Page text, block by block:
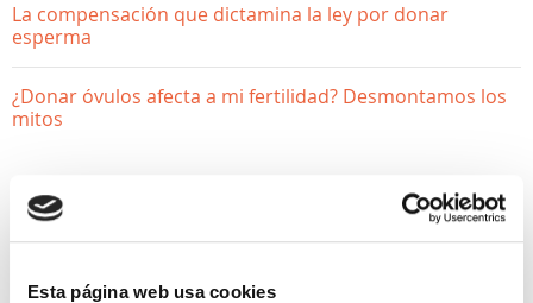
Esta página web usa cookies
La compensación que dictamina la ley por donar
esperma
¿Donar óvulos afecta a mi fertilidad? Desmontamos los
mitos